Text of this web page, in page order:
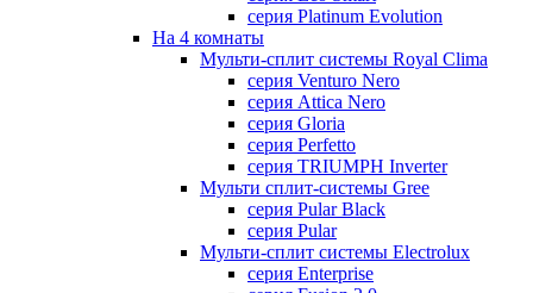
серия Platinum Evolution
На 4 комнаты
Мульти-сплит системы Royal Clima
серия Venturo Nero
серия Attica Nero
серия Gloria
серия Perfetto
серия TRIUMPH Inverter
Мульти сплит-системы Gree
серия Pular Black
серия Pular
Мульти-сплит системы Electrolux
серия Enterprise